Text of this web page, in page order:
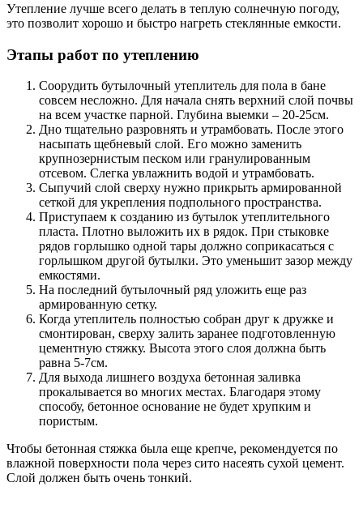
Утепление лучше всего делать в теплую солнечную погоду,
это позволит хорошо и быстро нагреть стеклянные емкости.
Этапы работ по утеплению
Соорудить бутылочный утеплитель для пола в бане
совсем несложно. Для начала снять верхний слой почвы
на всем участке парной. Глубина выемки – 20-25см.
Дно тщательно разровнять и утрамбовать. После этого
насыпать щебневый слой. Его можно заменить
крупнозернистым песком или гранулированным
отсевом. Слегка увлажнить водой и утрамбовать.
Сыпучий слой сверху нужно прикрыть армированной
сеткой для укрепления подпольного пространства.
Приступаем к созданию из бутылок утеплительного
пласта. Плотно выложить их в рядок. При стыковке
рядов горлышко одной тары должно соприкасаться с
горлышком другой бутылки. Это уменьшит зазор между
емкостями.
На последний бутылочный ряд уложить еще раз
армированную сетку.
Когда утеплитель полностью собран друг к дружке и
смонтирован, сверху залить заранее подготовленную
цементную стяжку. Высота этого слоя должна быть
равна 5-7см.
Для выхода лишнего воздуха бетонная заливка
прокалывается во многих местах. Благодаря этому
способу, бетонное основание не будет хрупким и
пористым.
Чтобы бетонная стяжка была еще крепче, рекомендуется по
влажной поверхности пола через сито насеять сухой цемент.
Слой должен быть очень тонкий.